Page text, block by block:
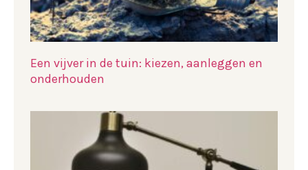
Een vijver in de tuin: kiezen, aanleggen en
onderhouden